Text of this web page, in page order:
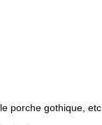
porche gothique, etc.